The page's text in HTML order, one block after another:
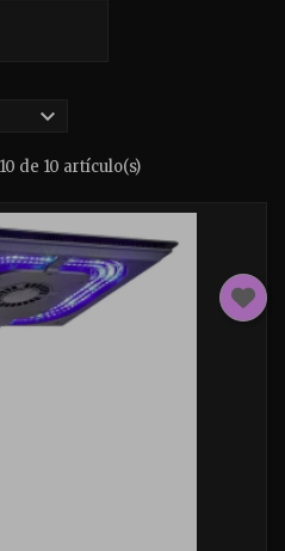

de 10 artículo(s)